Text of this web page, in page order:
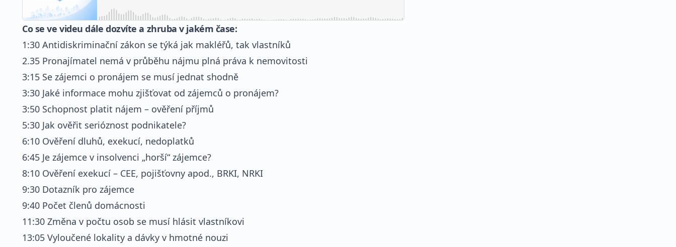
Co se ve videu dále dozvíte a zhruba v jakém čase:
1:30 Antidiskriminační zákon se týká jak makléřů, tak vlastníků
2.35 Pronajímatel nemá v průběhu nájmu plná práva k nemovitosti
3:15 Se zájemci o pronájem se musí jednat shodně
3:30 Jaké informace mohu zjišťovat od zájemců o pronájem?
3:50 Schopnost platit nájem – ověření příjmů
5:30 Jak ověřit serióznost podnikatele?
6:10 Ověření dluhů, exekucí, nedoplatků
6:45 Je zájemce v insolvenci „horší“ zájemce?
8:10 Ověření exekucí – CEE, pojišťovny apod., BRKI, NRKI
9:30 Dotazník pro zájemce
9:40 Počet členů domácnosti
11:30 Změna v počtu osob se musí hlásit vlastníkovi
13:05 Vyloučené lokality a dávky v hmotné nouzi